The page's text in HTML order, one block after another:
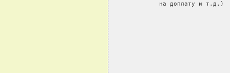
             на доплату и т.д.)